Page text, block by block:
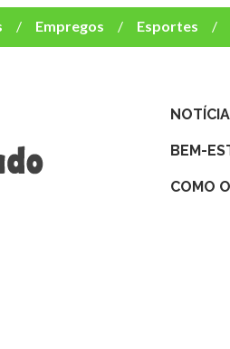
Empregos
Esportes
Música e TV
BEM-
COMO